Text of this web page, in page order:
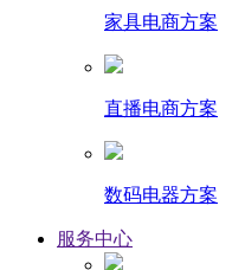
家具电商方案
直播电商方案
数码电器方案
服务中心